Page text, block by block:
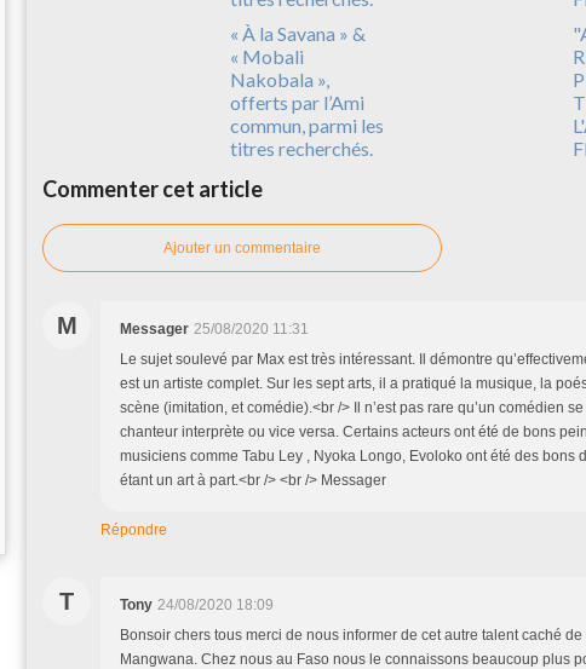
« À la Savana » &
« Mobali
Nakobala »,
offerts par l’Ami
commun, parmi les
titres recherchés.
Commenter cet article
Ajouter un commentaire
M Messager 25/08/2020 11:31
Le sujet soulevé par Max est très intéressant. Il démontre
est un artiste complet. Sur les sept arts, il a pratiqué la musique, la
scène (imitation, et comédie).<br /> Il n’est pas rare qu’un comédien
chanteur interprète ou vice versa. Certains acteurs ont été de bons
musiciens comme Tabu Ley , Nyoka Longo, Evoloko ont été des bons
étant un art à part.<br /> <br /> Messager
Répondre
T Tony 24/08/2020 18:09
Bonsoir chers tous merci de nous informer de cet autre talent caché
Mangwana. Chez nous au Faso nous le connaissons beaucoup plus